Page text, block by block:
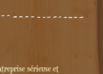
sérieuse et